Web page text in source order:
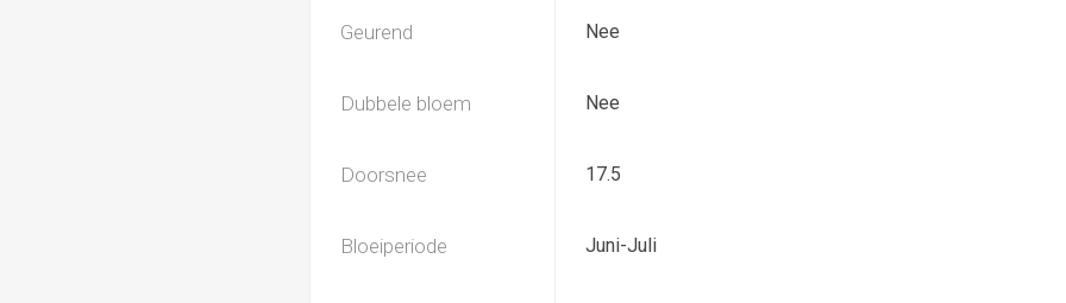
Geurend Nee
Dubbele bloem Nee
Doorsnee 17.5
Bloeiperiode Juni-Juli